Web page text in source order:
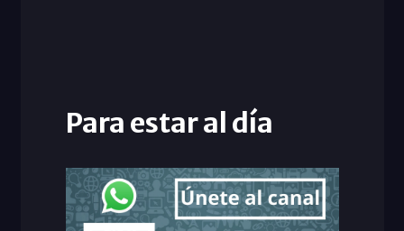
Para estar al día